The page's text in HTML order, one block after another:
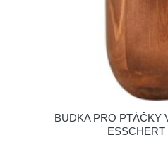
BUDKA PRO PTÁČKY
ESSCHERT